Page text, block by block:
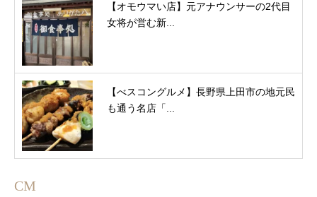
【オモウマい店】元アナウンサーの2代目
女将が営む新...
【べスコングルメ】長野県上田市の地元民
も通う名店「...
CM